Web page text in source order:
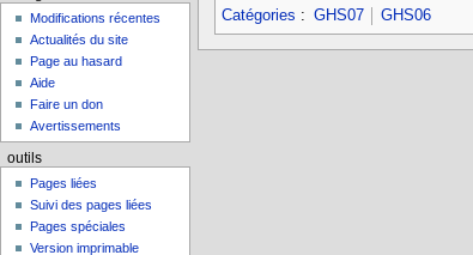
Catégories : GHS07 GHS06
Modifications récentes
Actualités du site
Page au hasard
Aide
Faire un don
Avertissements
outils
Pages liées
Suivi des pages liées
Pages spéciales
Version imprimable